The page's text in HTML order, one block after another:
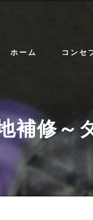
ホーム コンセ
武蔵村
武蔵村山
武蔵村山
補修～